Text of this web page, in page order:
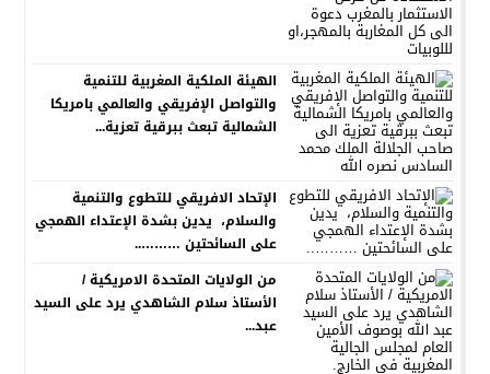
الهيئة الملكية المغربية للتنمية
والتواصل الإفريقي والعالمي بامريكا
الشمالية تبعث ببرقية تعزية...
الإتحاد الافريقي للتطوع والتنمية
والسلام، يدين بشدة الإعتداء الهمجي
على السائحتين ………..
من الولايات المتحدة الامريكية /
الأستاذ سلام الشاهدي يرد على السيد
عبد...